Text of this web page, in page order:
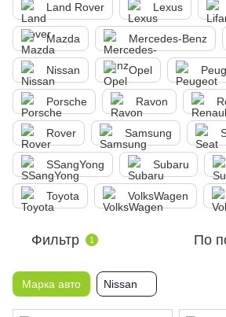
Land Rover Lexus
Mazda Mercedes-Benz
Nissan Opel
Porsche Ravon
Rover Samsung
SSangYong Subaru
Toyota VolksWagen
Фильтр 1 По
Марка авто Nissan